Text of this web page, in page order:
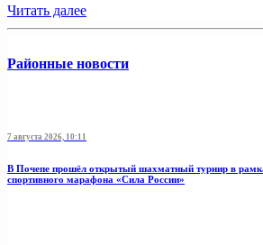
Читать далее
Районные новости
7 августа 2026, 10:11
В Почепе прошёл открытый шахматный турнир в
спортивного марафона «Сила России»